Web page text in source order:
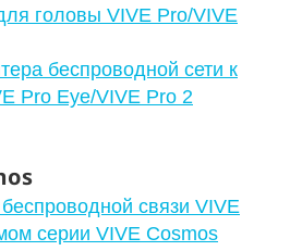
головы VIVE Pro/VIVE
беспроводной сети к
Pro Eye/VIVE Pro 2
связи VIVE
серии VIVE Cosmos